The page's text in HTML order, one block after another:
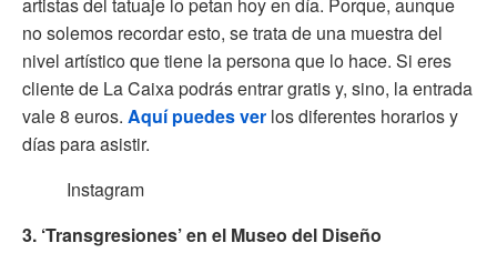
artistas del tatuaje lo petan hoy en día. Porque, aunque
no solemos recordar esto, se trata de una muestra del
nivel artístico que tiene la persona que lo hace. Si eres
cliente de La Caixa podrás entrar gratis y, sino, la entrada
vale 8 euros. Aquí puedes ver los diferentes horarios y
días para asistir.
Instagram
3. ‘Transgresiones’ en el Museo del Diseño